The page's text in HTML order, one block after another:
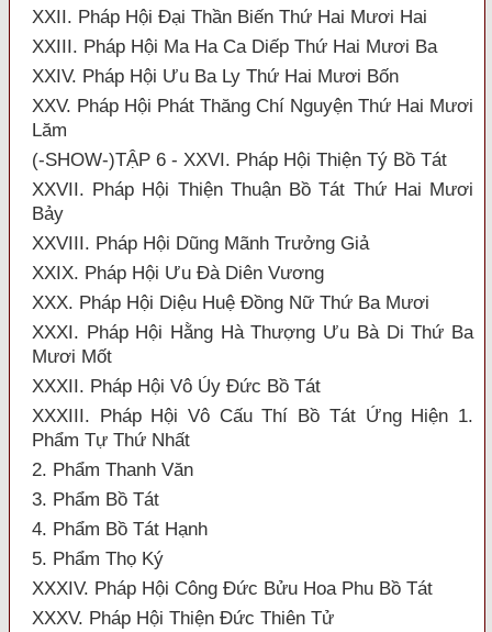
XXII. Pháp Hội Đại Thần Biến Thứ Hai Mươi Hai
XXIII. Pháp Hội Ma Ha Ca Diếp Thứ Hai Mươi Ba
XXIV. Pháp Hội Ưu Ba Ly Thứ Hai Mươi Bốn
XXV. Pháp Hội Phát Thăng Chí Nguyện Thứ Hai Mươi
Lăm
(-SHOW-)TẬP 6 - XXVI. Pháp Hội Thiện Tý Bồ Tát
XXVII. Pháp Hội Thiện Thuận Bồ Tát Thứ Hai Mươi
Bảy
XXVIII. Pháp Hội Dũng Mãnh Trưởng Giả
XXIX. Pháp Hội Ưu Đà Diên Vương
XXX. Pháp Hội Diệu Huệ Đồng Nữ Thứ Ba Mươi
XXXI. Pháp Hội Hằng Hà Thượng Ưu Bà Di Thứ Ba
Mươi Mốt
XXXII. Pháp Hội Vô Úy Đức Bồ Tát
XXXIII. Pháp Hội Vô Cấu Thí Bồ Tát Ứng Hiện 1.
Phẩm Tự Thứ Nhất
2. Phẩm Thanh Văn
3. Phẩm Bồ Tát
4. Phẩm Bồ Tát Hạnh
5. Phẩm Thọ Ký
XXXIV. Pháp Hội Công Đức Bửu Hoa Phu Bồ Tát
XXXV. Pháp Hội Thiện Đức Thiên Tử